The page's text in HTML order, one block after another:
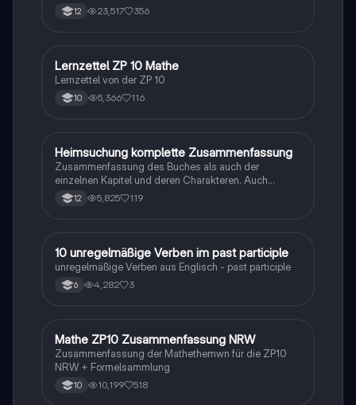
12 23,517 356
Mathe
Lernzettel ZP 10 Mathe
Lernzettel von der ZP 10
10 5,366 116
Deutsch
Heimsuchung komplette Zusammenfassung
Zusammenfassung des Buches als auch der
einzelnen Kapitel und deren Charakteren. Auch
tabellarisch. Im Unterricht ohne KI erstellt
12 5,825 119
1 Englisch
10 unregelmäßige Verben im past participle
unregelmäßige Verben aus Englisch - past participle
6 4,282 3
Mathe
Mathe ZP10 Zusammenfassung NRW
Zusammenfassung der Mathethemwn für die ZP10
NRW + Formelsammlung
10 10,199 518